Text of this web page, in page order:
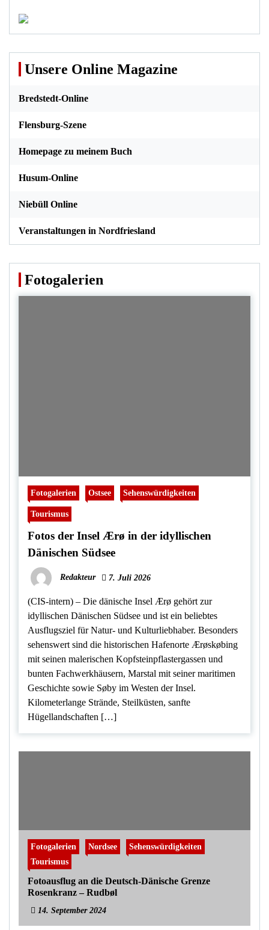
Unsere Online Magazine
Bredstedt-Online
Flensburg-Szene
Homepage zu meinem Buch
Husum-Online
Niebüll Online
Veranstaltungen in Nordfriesland
Fotogalerien
Fotogalerien Ostsee Sehenswürdigkeiten
Tourismus
Fotos der Insel Ærø in der idyllischen
Dänischen Südsee
Redakteur 7. Juli 2026
(CIS-intern) – Die dänische Insel Ærø gehört zur
idyllischen Dänischen Südsee und ist ein beliebtes
Ausflugsziel für Natur- und Kulturliebhaber. Besonders
sehenswert sind die historischen Hafenorte Ærøskøbing
mit seinen malerischen Kopfsteinpflastergassen und
bunten Fachwerkhäusern, Marstal mit seiner maritimen
Geschichte sowie Søby im Westen der Insel.
Kilometerlange Strände, Steilküsten, sanfte
Hügellandschaften […]
Fotogalerien Nordsee
Sehenswürdigkeiten
Tourismus
Fotoausflug an die Deutsch-Dänische Grenze
Rosenkranz – Rudbøl
14. September 2024